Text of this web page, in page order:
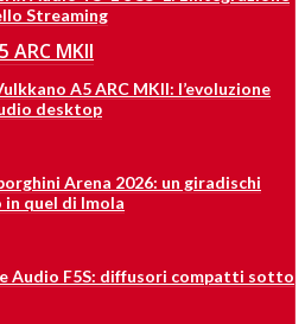
Streaming
A5 ARC MKII: l’evoluzione
desktop
Arena 2026: un giradischi
quel di Imola
Audio F5S: diffusori compatti sotto